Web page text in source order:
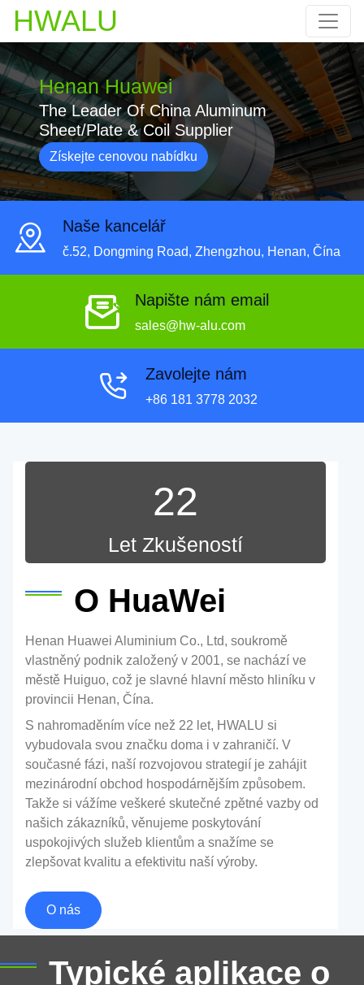
HWALU
Henan Huawei
The Leader Of China Aluminum
Sheet/Plate & Coil Supplier
Získejte cenovou nabídku
Naše kancelář
č.52, Dongming Road, Zhengzhou, Henan, Čína
Napište nám email
sales@hw-alu.com
Zavolejte nám
+86 181 3778 2032
22
Let Zkušeností
O HuaWei
Henan Huawei Aluminium Co., Ltd, soukromě
vlastněný podnik založený v 2001, se nachází ve
městě Huiguo, což je slavné hlavní město hliníku v
provincii Henan, Čína.
S nahromaděním více než 22 let, HWALU si
vybudovala svou značku doma i v zahraničí. V
současné fázi, naší rozvojovou strategií je zahájit
mezinárodní obchod hospodárnějším způsobem.
Takže si vážíme veškeré skutečné zpětné vazby od
našich zákazníků, věnujeme poskytování
uspokojivých služeb klientům a snažíme se
zlepšovat kvalitu a efektivitu naší výroby.
O nás
Typické aplikace o
Hliníková fólie pro utěsnění
Tento článek zkoumá výhody, aplikací, typy, správné
použití, Tipy, omezení, alternativy, a bezpečnostní